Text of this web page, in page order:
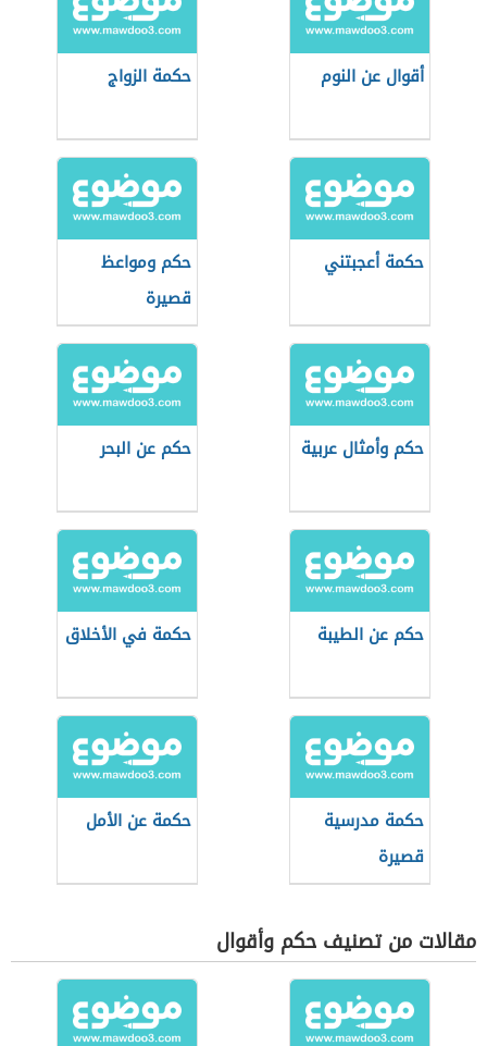
أقوال عن النوم حكمة الزواج
حكمة أعجبتني
حكم ومواعظ
قصيرة
حكم وأمثال عربية حكم عن البحر
حكم عن الطيبة حكمة في الأخلاق
حكمة مدرسية
قصيرة
حكمة عن الأمل
مقالات من تصنيف حكم وأقوال